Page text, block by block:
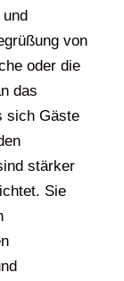
von
oder die
das
sich Gäste
stärker
Sie